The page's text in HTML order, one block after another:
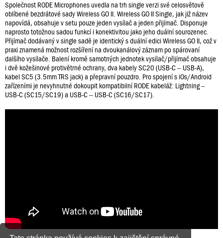
Společnost RODE Microphones uvedla na trh single verzi své celosvětově
oblíbené bezdrátové sady Wireless GO II. Wireless GO II Single, jak již název
napovídá, obsahuje v setu pouze jeden vysílač a jeden přijímač. Disponuje
naprosto totožnou sadou funkcí i konektivitou jako jeho duální sourozenec.
Přijímač dodávaný v single sadě je identický s duální edici Wireless GO II, což v
praxi znamená možnost rozšíření na dvoukanálový záznam po spárovaní
dalšího vysílače. Balení kromě samotných jednotek vysílač/přijímač obsahuje
i dvě kožešinové protivětrné ochrany, dva kabely SC20 (USB-C – USB-A),
kabel SC5 (3.5mm TRS jack) a přepravní pouzdro. Pro spojení s iOs/Android
zařízeními je nevyhnutné dokoupit kompatibilní RODE kabeláž: Lightning –
USB-C (SC15/SC19) a USB-C – USB-C (SC16/SC17).